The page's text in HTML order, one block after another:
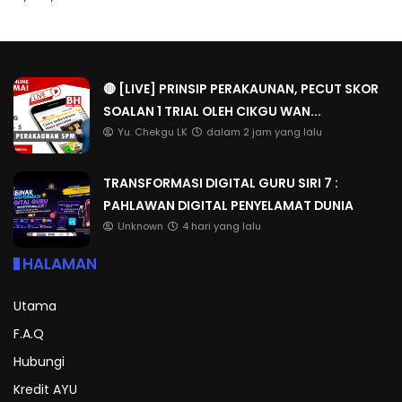
🔴 [LIVE] PRINSIP PERAKAUNAN, PECUT SKOR
SOALAN 1 TRIAL OLEH CIKGU WAN...
Yu. Chekgu LK dalam 2 jam yang lalu
TRANSFORMASI DIGITAL GURU SIRI 7 :
PAHLAWAN DIGITAL PENYELAMAT DUNIA
Unknown 4 hari yang lalu
HALAMAN
Utama
F.A.Q
Hubungi
Kredit AYU